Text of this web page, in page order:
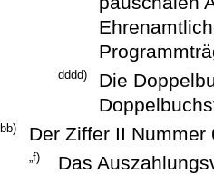
dddd)
Die
bb) Der Ziffer II
„f)
Das